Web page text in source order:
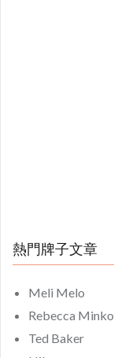
熱門牌子文章
Meli Melo
Rebecca
Ted Baker